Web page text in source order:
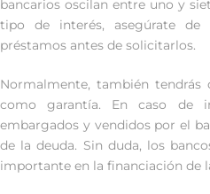
bancarios oscilan entre uno y
tipo de interés, asegúrate de
préstamos antes de solicitarlos.
Normalmente, también
como garantía. En caso de
embargados y vendidos por el
de la deuda. Sin duda, los
importante en la financiación de